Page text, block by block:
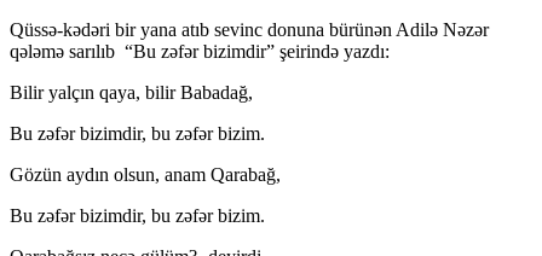
Qüssə-kədəri bir yana atıb sevinc donuna bürünən Adilə Nəzər
qələmə sarılıb “Bu zəfər bizimdir” şeirində yazdı:
Bilir yalçın qaya, bilir Babadağ,
Bu zəfər bizimdir, bu zəfər bizim.
Gözün aydın olsun, anam Qarabağ,
Bu zəfər bizimdir, bu zəfər bizim.